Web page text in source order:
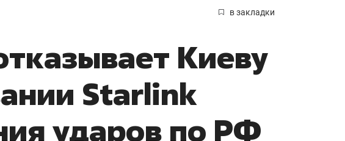
в закладки
Киеву
Starlink
ударов по РФ